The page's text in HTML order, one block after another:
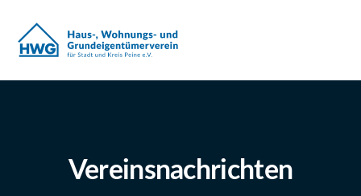
Inhalt
springen
Vereinsnachrichten